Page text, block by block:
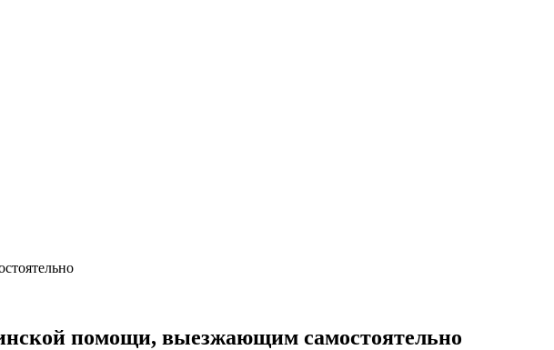
помощи, выезжающим самостоятельно